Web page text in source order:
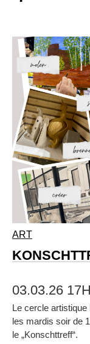
ART
03.03.26
Le cercle
les mardis soir de
le „Konschttreff“.